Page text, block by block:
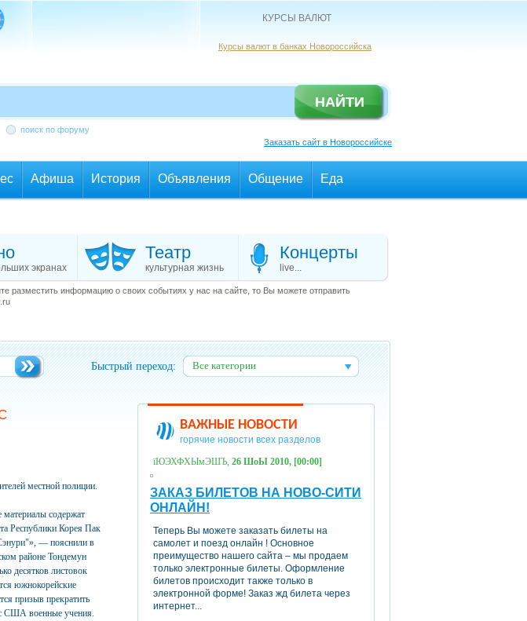
КУРСЫ ВАЛЮТ
Курсы валют в банках Новороссийска
поиск по форуму
Заказать сайт в Новороссийске
Афиша История Объявления Общение Еда
экранах
Театр
культурная жизнь
Концерты
live...
разместить информацию о своих событиях у нас на сайте, то Вы можете отправить
Быстрый переход: Все категории
местной полиции.
содержат
Республики Корея Пак
— пояснили в
районе Тондемун
десятков листовок
южнокорейские
призыв прекратить
США военные учения.
ВАЖНЫЕ НОВОСТИ
горячие новости всех разделов
їЮЭХФХЫмЭШЪ, 26 ШоЫ 2010, [00:00]
ЗАКАЗ БИЛЕТОВ НА НОВО-СИТИ
ОНЛАЙН!
Теперь Вы можете заказать билеты на
самолет и поезд онлайн ! Основное
преимущество нашего сайта – мы продаем
только электронные билеты. Оформление
билетов происходит также только в
электронной форме! Заказ жд билета через
интернет...